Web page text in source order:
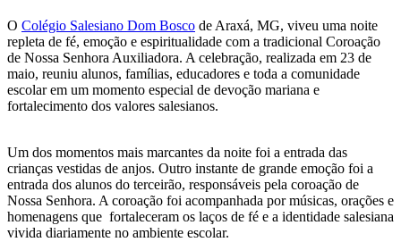
O Colégio Salesiano Dom Bosco de Araxá, MG, viveu uma noite
repleta de fé, emoção e espiritualidade com a tradicional Coroação
de Nossa Senhora Auxiliadora. A celebração, realizada em 23 de
maio, reuniu alunos, famílias, educadores e toda a comunidade
escolar em um momento especial de devoção mariana e
fortalecimento dos valores salesianos.
Um dos momentos mais marcantes da noite foi a entrada das
crianças vestidas de anjos. Outro instante de grande emoção foi a
entrada dos alunos do terceirão, responsáveis pela coroação de
Nossa Senhora. A coroação foi acompanhada por músicas, orações e
homenagens que fortaleceram os laços de fé e a identidade salesiana
vivida diariamente no ambiente escolar.